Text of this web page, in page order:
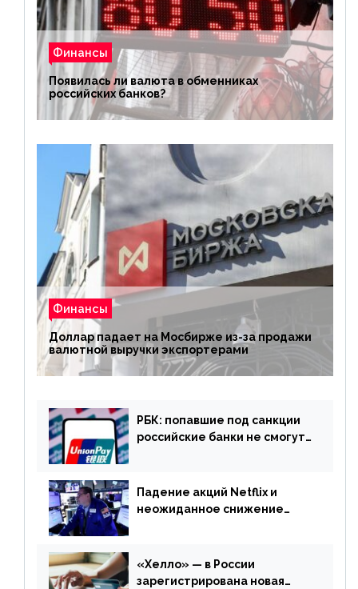
Финансы
Появилась ли валюта в обменниках
российских банков?
Финансы
Доллар падает на Мосбирже из-за продажи
валютной выручки экспортерами
РБК: попавшие под санкции
российские банки не смогут
Падение акций Netflix и
неожиданное снижение
апреля
«Хелло» — в России
зарегистрирована новая